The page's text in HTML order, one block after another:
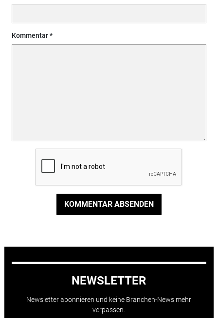
Kommentar
KOMMENTAR ABSENDEN
NEWSLETTER
Newsletter abonnieren und keine Branchen-News mehr
verpassen.